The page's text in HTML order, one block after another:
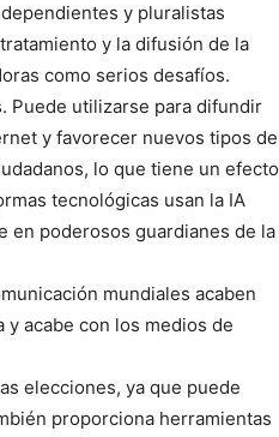
y pluralistas
y la difusión de la
como serios desafíos.
Puede utilizarse para difundir
y favorecer nuevos tipos de
lo que tiene un efecto
tecnológicas usan la IA
en poderosos guardianes de la
mundiales acaben
acabe con los medios de
elecciones, ya que puede
proporciona herramientas